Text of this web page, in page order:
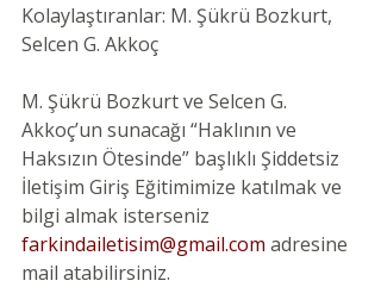
Kolaylaştıranlar: M. Şükrü Bozkurt,
Selcen G. Akkoç
M. Şükrü Bozkurt ve Selcen G.
Akkoç’un sunacağı “Haklının ve
Haksızın Ötesinde” başlıklı Şiddetsiz
İletişim Giriş Eğitimimize katılmak ve
bilgi almak isterseniz
farkindailetisim@gmail.com adresine
mail atabilirsiniz.